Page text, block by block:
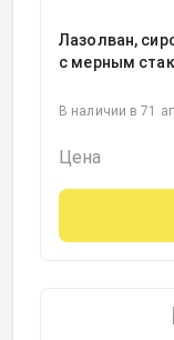
Лазолван,
с мерным
В наличии в 71
Цена